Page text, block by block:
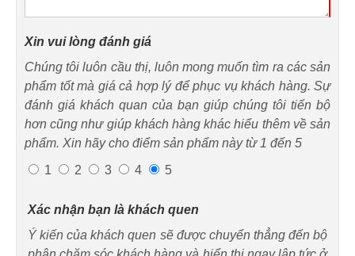
Xin vui lòng đánh giá
Chúng tôi luôn cầu thị, luôn mong muốn tìm ra các sản
phẩm tốt mà giá cả hợp lý để phục vụ khách hàng. Sự
đánh giá khách quan của bạn giúp chúng tôi tiến bộ
hơn cũng như giúp khách hàng khác hiểu thêm về sản
phẩm. Xin hãy cho điểm sản phẩm này từ 1 đến 5
1
2 3 4 5
Xác nhận bạn là khách quen
Ý kiến của khách quen sẽ được chuyển thẳng đến bộ